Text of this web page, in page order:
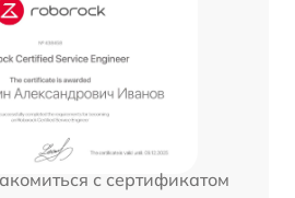
с сертификатом